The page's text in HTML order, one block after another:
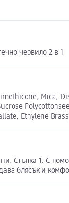
червило 2 в 1
Mica,
Ethylene
Стъпка 1: С
блясък и